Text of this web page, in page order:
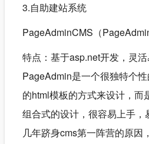
3.自助建站系统
PageAdminCMS（
特点：基于asp.net开发，灵活
PageAdmin是一个很独特个
的html模板的方式来设计，而
组合式的设计，很容易上手
几年跻身cms第一阵营的原因